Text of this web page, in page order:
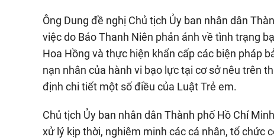
Ông Dung đề nghị Chủ tịch Ủy ban nhân dân
việc do Báo Thanh Niên phản ánh về tình trạng
Hoa Hồng và thực hiện khẩn cấp các biện pháp
nạn nhân của hành vi bạo lực tại cơ sở nêu trên
định chi tiết một số điều của Luật Trẻ em.
Chủ tịch Ủy ban nhân dân Thành phố Hồ Chí
xử lý kịp thời, nghiêm minh các cá nhân, tổ chức